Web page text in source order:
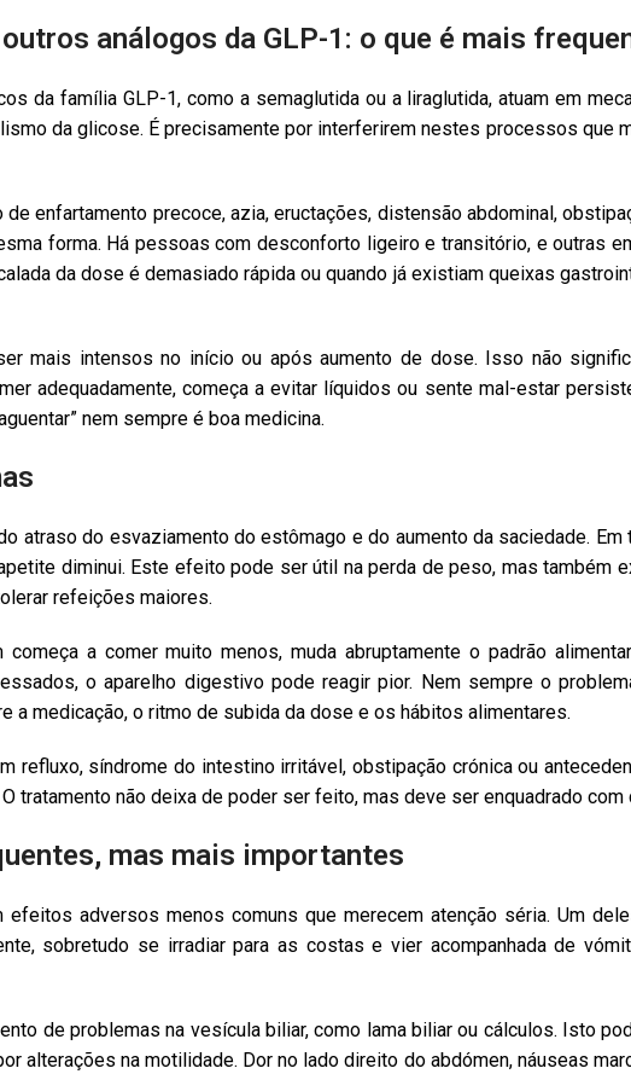
análogos da GLP-1: o que é mais
da família GLP-1, como a semaglutida ou a liraglutida, atuam em
da glicose. É precisamente por interferirem nestes processos que
enfartamento precoce, azia, eructações, distensão abdominal,
forma. Há pessoas com desconforto ligeiro e transitório, e outras
da dose é demasiado rápida ou quando já existiam queixas
mais intensos no início ou após aumento de dose. Isso não
adequadamente, começa a evitar líquidos ou sente mal-estar
nem sempre é boa medicina.
atraso do esvaziamento do estômago e do aumento da saciedade. Em
diminui. Este efeito pode ser útil na perda de peso, mas também
refeições maiores.
começa a comer muito menos, muda abruptamente o padrão
o aparelho digestivo pode reagir pior. Nem sempre o
a medicação, o ritmo de subida da dose e os hábitos alimentares.
refluxo, síndrome do intestino irritável, obstipação crónica ou
tratamento não deixa de poder ser feito, mas deve ser enquadrado com
mas mais importantes
adversos menos comuns que merecem atenção séria. Um
sobretudo se irradiar para as costas e vier acompanhada de
de problemas na vesícula biliar, como lama biliar ou cálculos. Isto
alterações na motilidade. Dor no lado direito do abdómen, náuseas